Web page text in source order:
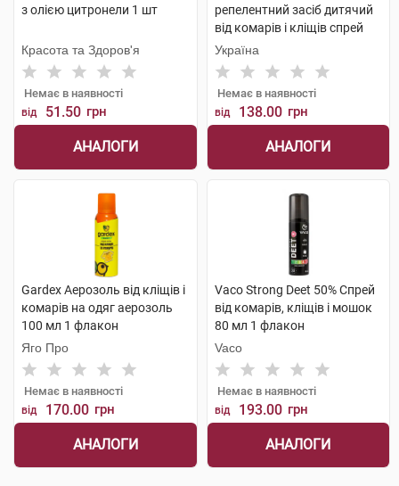
з олією цитронели 1 шт
Красота та Здоров'я
Немає в наявності
від 51.50 грн
АНАЛОГИ
репелентний засіб дитячий
від комарів і кліщів спрей
150 мл 1 флакон
Україна
Немає в наявності
від 138.00 грн
АНАЛОГИ
Gardex Аерозоль від кліщів і
комарів на одяг аерозоль
100 мл 1 флакон
Яго Про
Немає в наявності
від 170.00 грн
АНАЛОГИ
Vaco Strong Deet 50% Спрей
від комарів, кліщів і мошок
80 мл 1 флакон
Vaco
Немає в наявності
від 193.00 грн
АНАЛОГИ